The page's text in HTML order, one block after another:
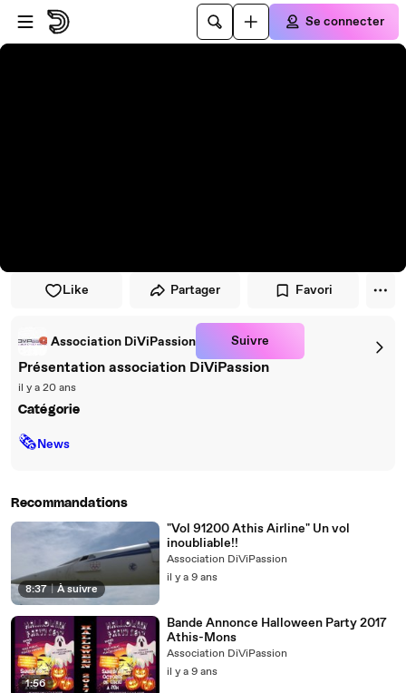
Passer au player
Passer au contenu principal
Se connecter
Like Partager Favori
Association DiViPassion Suivre
Présentation association DiViPassion
il y a 20 ans
Catégorie
🗞News
Recommandations
8:37 | À suivre
"Vol 91200 Athis Airline" Un vol
inoubliable!!
Association DiViPassion
il y a 9 ans
1:56
Bande Annonce Halloween Party 2017
Athis-Mons
Association DiViPassion
il y a 9 ans